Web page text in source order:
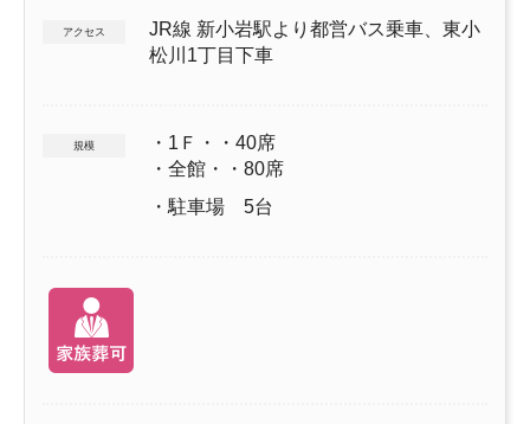
アクセス
JR線 新小岩駅より都営バス乗車、東小
松川1丁目下車
規模
・1Ｆ・・40席
・全館・・80席
・駐車場 5台